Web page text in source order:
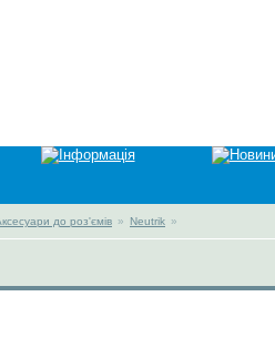
до роз'ємів » Neutrik »